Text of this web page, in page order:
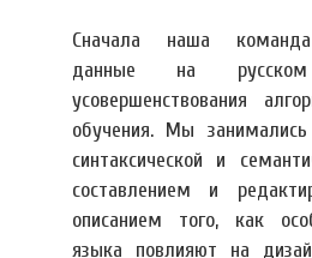
Сначала наша команда
данные на
усовершенствования
обучения. Мы занимались
синтаксической и
составлением и
описанием того, как
языка повлияют на